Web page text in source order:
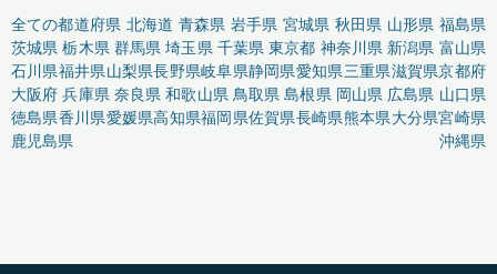
全ての都道府県 北海道 青森県 岩手県 宮城県 秋田県 山形県 福島県
茨城県 栃木県 群馬県 埼玉県 千葉県 東京都 神奈川県 新潟県 富山県
石川県福井県山梨県長野県岐阜県静岡県愛知県三重県滋賀県京都府
大阪府 兵庫県 奈良県 和歌山県 鳥取県 島根県 岡山県 広島県 山口県
徳島県香川県愛媛県高知県福岡県佐賀県長崎県熊本県大分県宮崎県
鹿児島県
沖縄県